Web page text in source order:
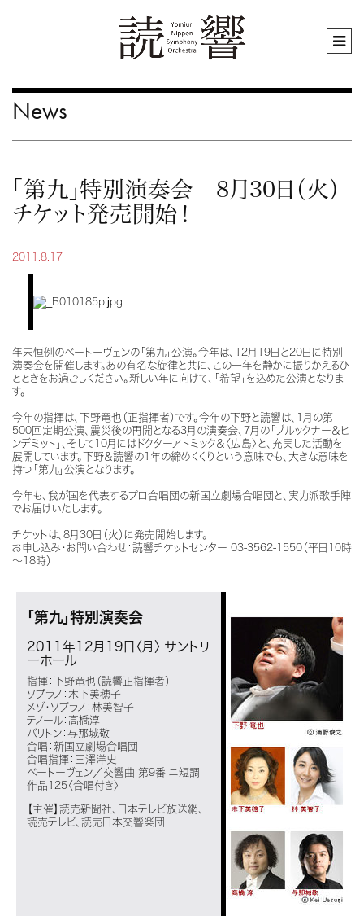
News
「第九」特別演奏会 8月30日（火）
チケット発売開始！
2011.8.17
年末恒例のベートーヴェンの「第九」公演。今年は、12月19日と20日に特別
演奏会を開催します。あの有名な旋律と共に、この一年を静かに振りかえるひ
とときをお過ごしください。新しい年に向けて、「希望」を込めた公演となりま
す。
今年の指揮は、下野竜也（正指揮者）です。今年の下野と読響は、1月の第
500回定期公演、震災後の再開となる3月の演奏会、7月の「ブルックナー＆ヒ
ンデミット」、そして10月にはドクターアトミック＆〈広島〉と、充実した活動を
展開しています。下野＆読響の1年の締めくくりという意味でも、大きな意味を
持つ「第九」公演となります。
今年も、我が国を代表するプロ合唱団の新国立劇場合唱団と、実力派歌手陣
でお届けいたします。
チケットは、8月30日（火）に発売開始します。
お申し込み・お問い合わせ：読響チケットセンター 03-3562-1550（平日10時
～18時）
「第九」特別演奏会
2011年12月19日〈月〉 サントリ
ーホール
指揮：下野竜也（読響正指揮者）
ソプラノ：木下美穂子
メゾ・ソプラノ：林美智子
テノール：高橋淳
バリトン：与那城敬
合唱：新国立劇場合唱団
合唱指揮：三澤洋史
ベートーヴェン／交響曲 第9番 ニ短調
作品125〈合唱付き〉
【主催】読売新聞社、日本テレビ放送網、
読売テレビ、読売日本交響楽団